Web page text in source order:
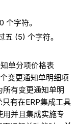
个字符。
五 (5) 个字符。
单分项价格表
变更通知单明细项
所有变更通知单明
:只有在ERP集成工具
并且集成实施专